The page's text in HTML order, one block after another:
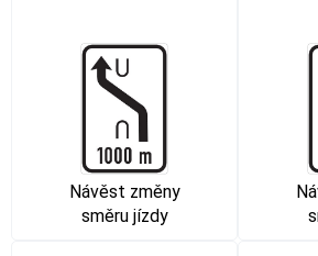
Návěst změny
směru jízdy